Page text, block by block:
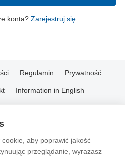
aby poprawić jakość
przeglądanie, wyrażasz
konta? Zarejestruj się
Regulamin Prywatność
Information in English